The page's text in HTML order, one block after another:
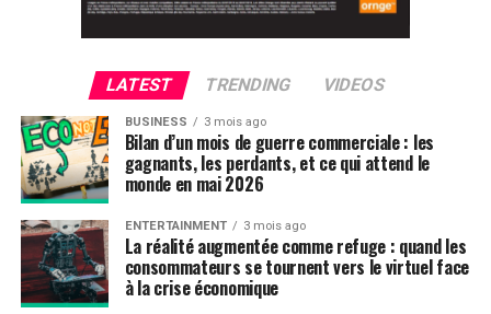
LATEST TRENDING VIDEOS
BUSINESS 3 mois ago
Bilan d’un mois de guerre commerciale : les
gagnants, les perdants, et ce qui attend le
monde en mai 2026
ENTERTAINMENT 3 mois ago
La réalité augmentée comme refuge : quand les
consommateurs se tournent vers le virtuel face
à la crise économique